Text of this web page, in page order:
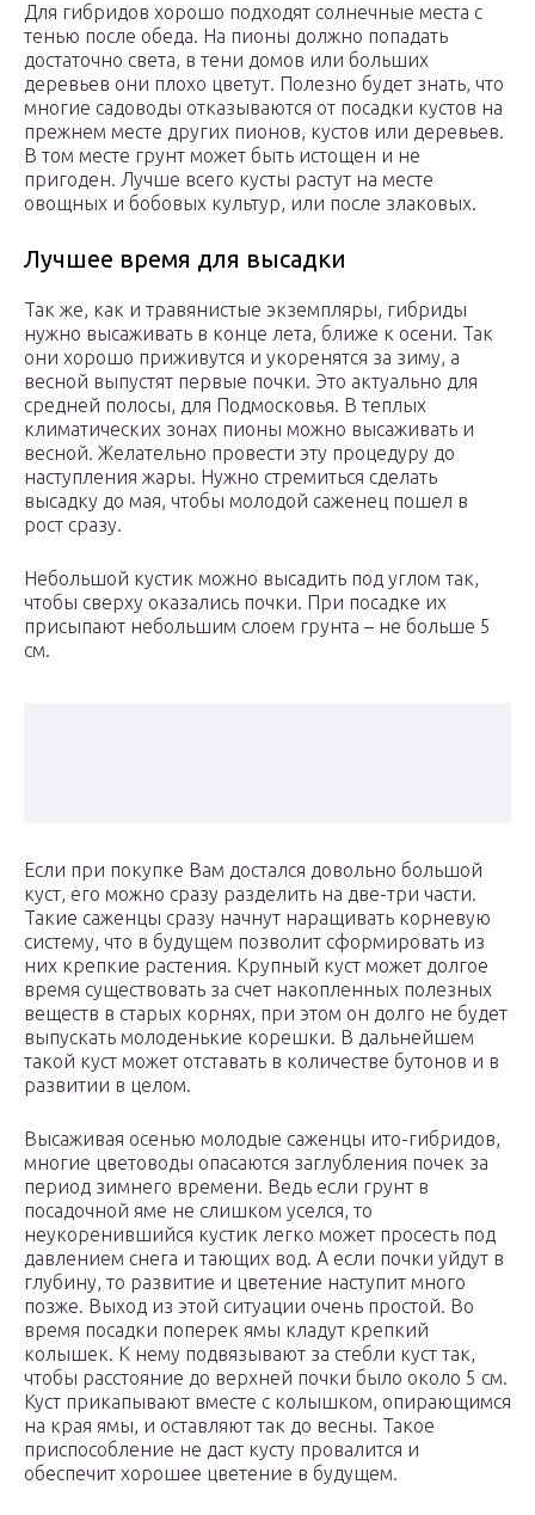
Для гибридов хорошо подходят солнечные места с
тенью после обеда. На пионы должно попадать
достаточно света, в тени домов или больших
деревьев они плохо цветут. Полезно будет знать, что
многие садоводы отказываются от посадки кустов на
прежнем месте других пионов, кустов или деревьев.
В том месте грунт может быть истощен и не
пригоден. Лучше всего кусты растут на месте
овощных и бобовых культур, или после злаковых.
Лучшее время для высадки
Так же, как и травянистые экземпляры, гибриды
нужно высаживать в конце лета, ближе к осени. Так
они хорошо приживутся и укоренятся за зиму, а
весной выпустят первые почки. Это актуально для
средней полосы, для Подмосковья. В теплых
климатических зонах пионы можно высаживать и
весной. Желательно провести эту процедуру до
наступления жары. Нужно стремиться сделать
высадку до мая, чтобы молодой саженец пошел в
рост сразу.
Небольшой кустик можно высадить под углом так,
чтобы сверху оказались почки. При посадке их
присыпают небольшим слоем грунта – не больше 5
см.
Если при покупке Вам достался довольно большой
куст, его можно сразу разделить на две-три части.
Такие саженцы сразу начнут наращивать корневую
систему, что в будущем позволит сформировать из
них крепкие растения. Крупный куст может долгое
время существовать за счет накопленных полезных
веществ в старых корнях, при этом он долго не будет
выпускать молоденькие корешки. В дальнейшем
такой куст может отставать в количестве бутонов и в
развитии в целом.
Высаживая осенью молодые саженцы ито-гибридов,
многие цветоводы опасаются заглубления почек за
период зимнего времени. Ведь если грунт в
посадочной яме не слишком уселся, то
неукоренившийся кустик легко может просесть под
давлением снега и тающих вод. А если почки уйдут в
глубину, то развитие и цветение наступит много
позже. Выход из этой ситуации очень простой. Во
время посадки поперек ямы кладут крепкий
колышек. К нему подвязывают за стебли куст так,
чтобы расстояние до верхней почки было около 5 см.
Куст прикапывают вместе с колышком, опирающимся
на края ямы, и оставляют так до весны. Такое
приспособление не даст кусту провалится и
обеспечит хорошее цветение в будущем.